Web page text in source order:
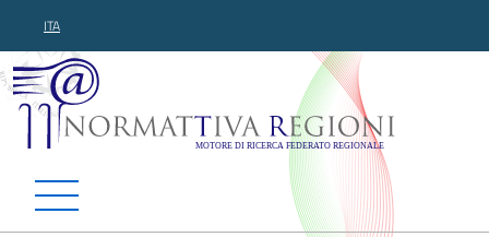
ITA
Normattiva Regioni -